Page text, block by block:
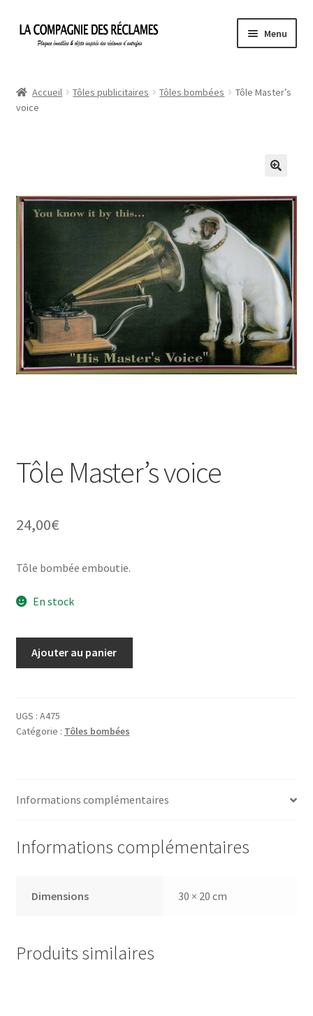
Aller
Aller
Menu
À propos de La Compagnie des Réclames
Mon compte
Politique de confidentialité
Une histoire de plaques émaillées
Accueil Tôles publicitaires Tôles bombées
Tôle Master’s
voice
Tôle Master’s voice
24,00€
Tôle bombée emboutie.
En stock
voice
Ajouter au panier
UGS : A475
Catégorie : Tôles bombées
Informations complémentaires
Informations complémentaires
Dimensions 30 × 20 cm
Produits similaires